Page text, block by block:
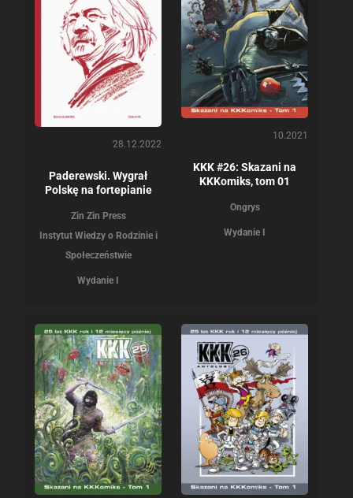
28.12.2022
Paderewski. Wygrał
Polskę na fortepianie
Zin Zin Press
Instytut Wiedzy o Rodzinie i
Społeczeństwie
Wydanie I
10.2021
KKK #26: Skazani na
KKKomiks, tom 01
Ongrys
Wydanie I